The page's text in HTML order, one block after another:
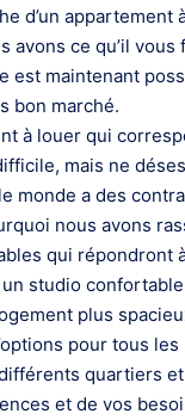
d’un appartement
avons ce qu’il vous
est maintenant
bon marché.
à louer qui
mais ne
monde a des
nous avons
qui répondront
studio
plus
pour tous les
quartiers
et de vos